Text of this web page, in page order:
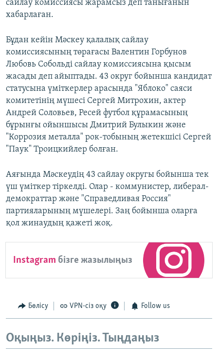
сайлау комиссиясы жарамсыз деп танығанын
хабарлаған.
Бұдан кейін Мәскеу қалалық сайлау
комиссиясының төрағасы Валентин Горбунов
Любовь Собольді сайлау комиссиясына қысым
жасады деп айыптады. 43 округ бойынша кандидат
статусына үміткерлер арасында "Яблоко" саяси
комитетінің мүшесі Сергей Митрохин, актер
Андрей Соловьев, Ресей футбол құрамасының
бұрынғы ойыншысы Дмитрий Булыкин және
"Коррозия металла" рок-тобының жетекшісі Сергей
"Паук" Троицкийлер болған.
Аяғында Мәскеудің 43 сайлау округы бойынша тек
үш үміткер тіркелді. Олар - коммунистер, либерал-
демократтар және "Справедливая Россия"
партияларының мүшелері. Заң бойынша оларға
қол жинаудың қажеті жоқ.
Instagram бізге жазылыңыз
Бөлісу VPN-сіз оқу Follow us
Оқыңыз. Көріңіз. Тыңдаңыз